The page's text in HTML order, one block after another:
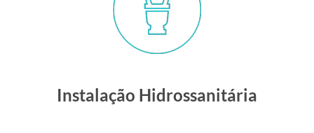
Instalação Hidrossanitária